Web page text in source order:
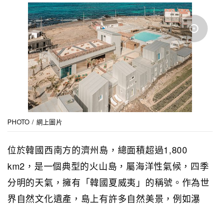
PHOTO / 網上圖片
位於韓國西南方的濟州島，總面積超過1,800
km2，是一個典型的火山島，屬海洋性氣候，四季
分明的天氣，擁有「韓國夏威夷」的稱號。作為世
界自然文化遺產，島上有許多自然美景，例如瀑